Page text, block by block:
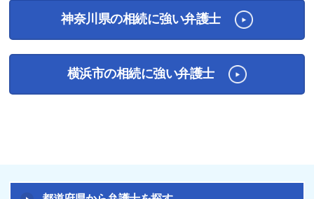
神奈川県の相続に強い弁護士
横浜市の相続に強い弁護士